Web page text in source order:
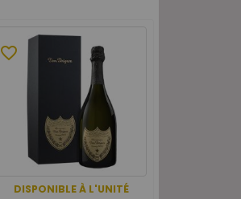
DISPONIBLE À L'UNITÉ
favorite_border